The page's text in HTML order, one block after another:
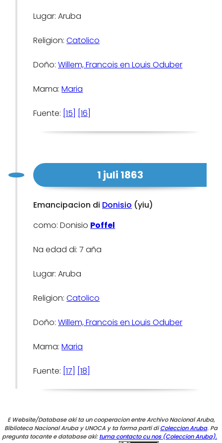
Lugar: Aruba
Religion:Catolico
Doño:Willem, Francois en Louis Oduber
Mama:Maria
Fuente: [15] [16]
1 juli 1863
Emancipacion di Donisio (yiu)
como: Donisio Poffel
Na edad di: 7 aña
Lugar: Aruba
Religion:Catolico
Doño:Willem, Francois en Louis Oduber
Mama:Maria
Fuente: [17] [18]
E Website/Database aki ta un cooperacion entre Archivo Nacional Aruba,
Biblioteca Nacional Aruba y UNOCA y ta forma parti diColeccion Aruba. Pa
pregunta tocante e database aki:tuma contacto cu nos (Coleccion Aruba).